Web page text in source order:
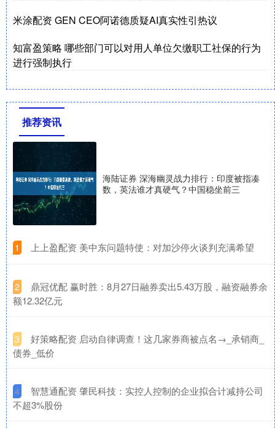
米涂配资 GEN CEO阿诺德质疑AI真实性引热议
知富盈策略 哪些部门可以对用人单位欠缴职工社保的行为
进行强制执行
推荐资讯
海陆证券 深海幽灵战力排行：印度被指凑
数，英法谁才真硬气？中国稳坐前三
1 ​上上盈配资 美中东问题特使：对加沙停火谈判充满希望
2
​鼎冠优配 赢时胜：8月27日融券卖出5.43万股，融资融券余
额12.32亿元
3
​好策略配资 启动自律调查！这几家券商被点名→_承销商_
债券_低价
4
​智慧通配资 肇民科技：实控人控制的企业拟合计减持公司
不超3%股份